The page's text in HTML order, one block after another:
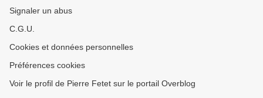
Signaler un abus
C.G.U.
Cookies et données personnelles
Préférences cookies
Voir le profil de Pierre Fetet sur le portail Overblog